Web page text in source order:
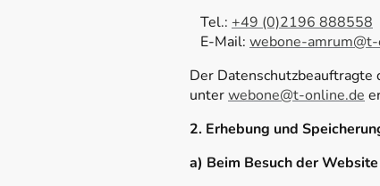
Tel.: +49 (0)2196 888558
E-Mail: webone-
Der
unterwebone@t-online.de
2. Erhebung und
a) Beim Besuch der Website